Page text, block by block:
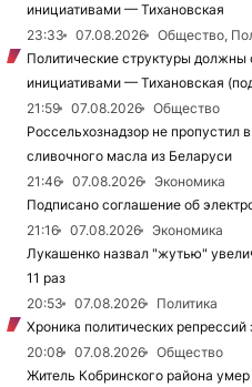
инициативами — Тихановская
23:33
07.08.2026
Общество,
Политические структуры
инициативами — Тихановская
21:59
07.08.2026
Общество
Россельхознадзор не пропустил
сливочного масла из Беларуси
21:46
07.08.2026
Экономика
Подписано соглашение об
21:16
07.08.2026
Экономика
Лукашенко назвал "жутью"
11 раз
20:53
07.08.2026
Политика
Хроника политических репрессий
20:08
07.08.2026
Общество
Житель Кобринского района